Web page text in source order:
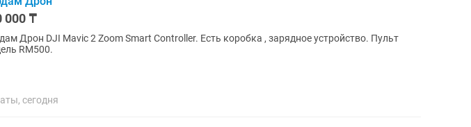
000 ₸
Дрон DJI Mavic 2 Zoom Smart Controller. Есть коробка , зарядное устройство. Пульт
RM500.
сегодня